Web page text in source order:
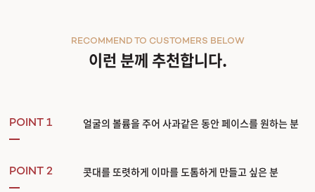
이런 분께 추천합니다.
RECOMMEND TO CUSTOMERS BELOW
POINT 1 얼굴의 볼륨을 주어 사과같은 동안 페이스를 원하는 분
POINT 2 콧대를 또렷하게 이마를 도톰하게 만들고 싶은 분